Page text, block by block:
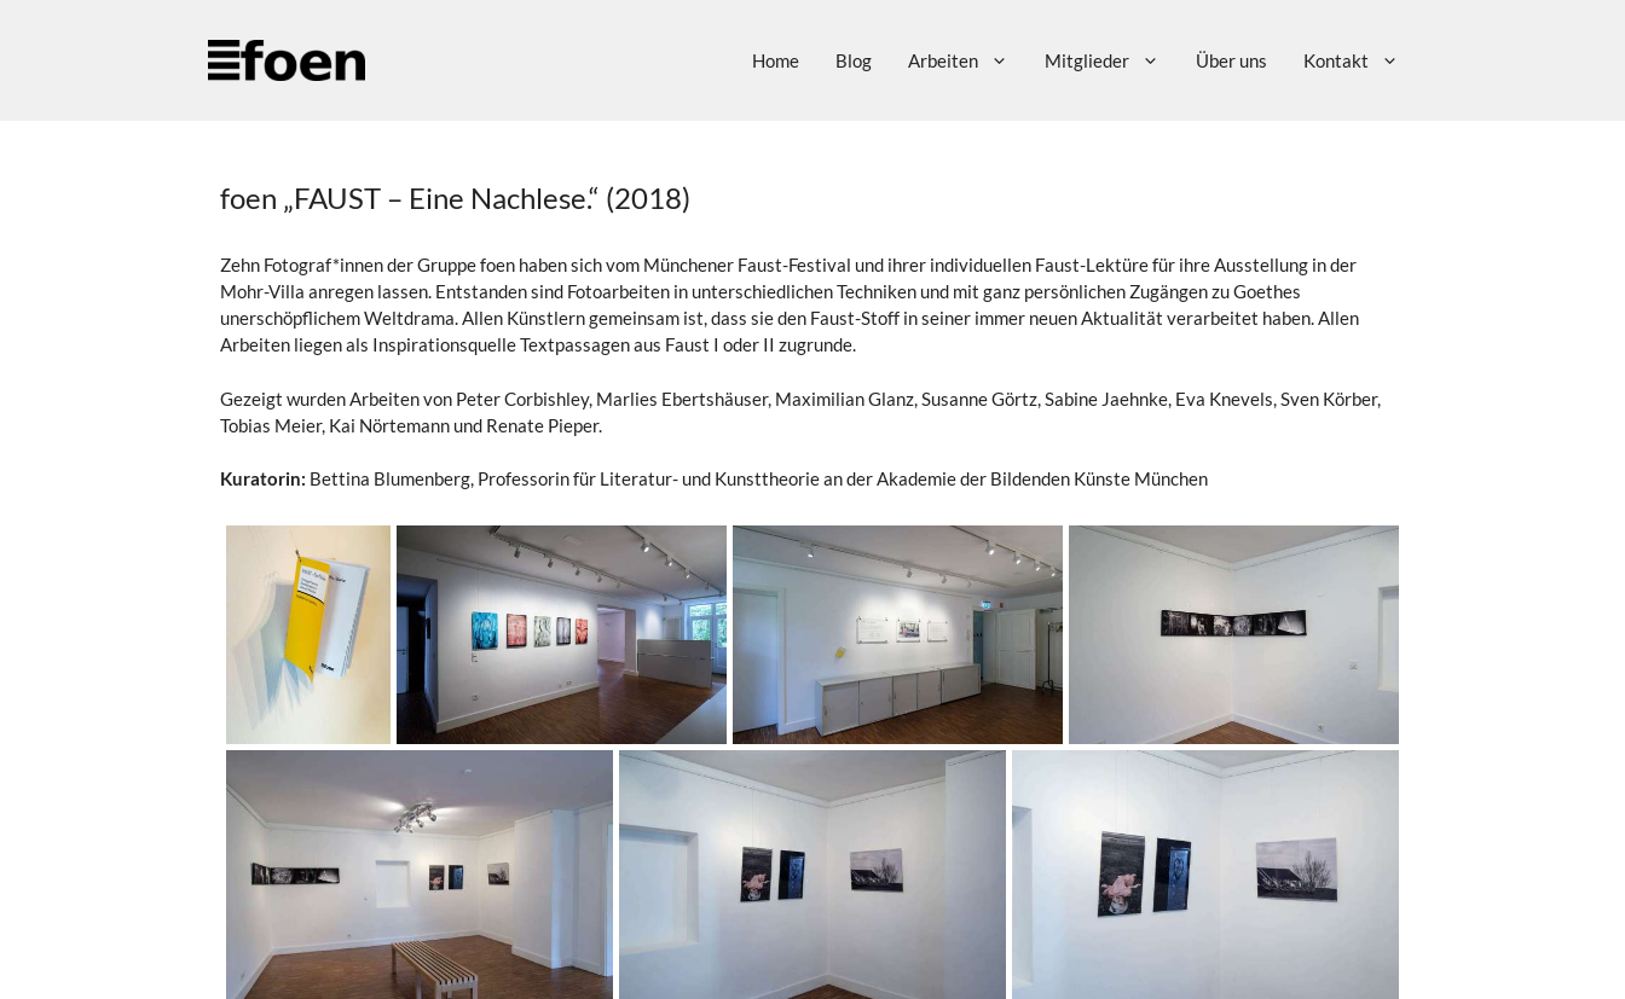
Home Blog Arbeiten Mitglieder Über uns Kontakt
foen „FAUST – Eine Nachlese.“ (2018)
Zehn Fotograf*innen der Gruppe foen haben sich vom Münchener Faust-Festival und ihrer individuellen Faust-Lektüre für ihre Ausstellung in der
Mohr-Villa anregen lassen. Entstanden sind Fotoarbeiten in unterschiedlichen Techniken und mit ganz persönlichen Zugängen zu Goethes
unerschöpflichem Weltdrama. Allen Künstlern gemeinsam ist, dass sie den Faust-Stoff in seiner immer neuen Aktualität verarbeitet haben. Allen
Arbeiten liegen als Inspirationsquelle Textpassagen aus Faust I oder II zugrunde.
Gezeigt wurden Arbeiten von Peter Corbishley, Marlies Ebertshäuser, Maximilian Glanz, Susanne Görtz, Sabine Jaehnke, Eva Knevels, Sven Körber,
Tobias Meier, Kai Nörtemann und Renate Pieper.
Kuratorin: Bettina Blumenberg, Professorin für Literatur- und Kunsttheorie an der Akademie der Bildenden Künste München